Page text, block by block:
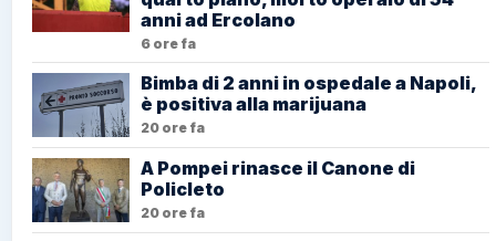
anni ad Ercolano
6 ore fa
Bimba di 2 anni in ospedale a Napoli,
è positiva alla marijuana
20 ore fa
A Pompei rinasce il Canone di
Policleto
20 ore fa